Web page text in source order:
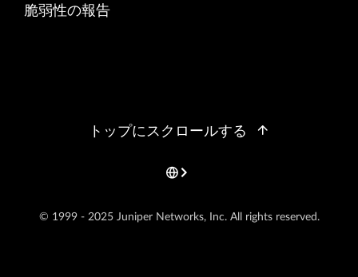
脆弱性の報告
© 1999 - 2025 Juniper Networks, Inc. All rights reserved.
トップにスクロールする